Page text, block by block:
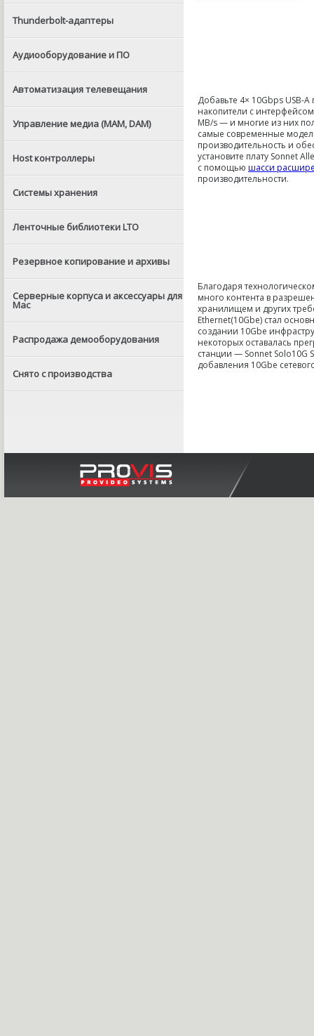
Thunderbolt-адаптеры
Аудиооборудование и ПО
Автоматизация телевещания
Управление медиа (MAM, DAM)
Host контроллеры
Системы хранения
Ленточные библиотеки LTO
Резервное копирование и архивы
Серверные корпуса и аксессуары для
Mac
Распродажа демооборудования
Снято с производства
Добавьте 4× 10Gbps USB-
накопители с
MB/s — и многие из них
самые современные
производительность и
установите плату Sonnet
с помощью шасси
производительности.
Благодаря
много контента в
хранилищем и других
Ethernet(10Gbe) стал
создании 10Gbe
некоторых оставалась
станции — Sonnet Solo10G
добавления 10Gbe